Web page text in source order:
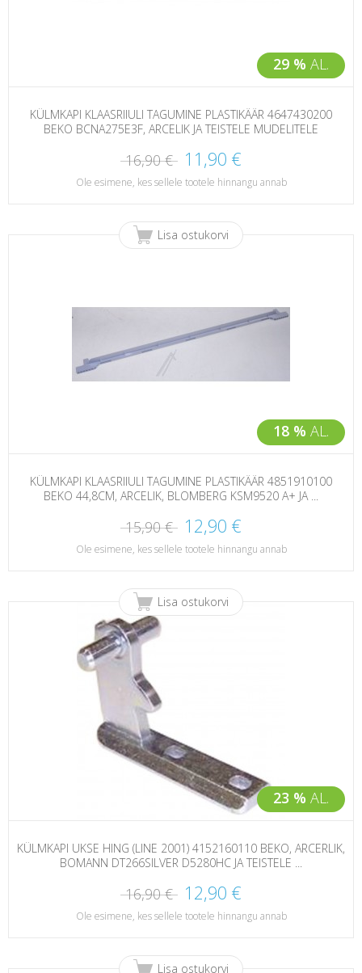
29 % AL.
KÜLMKAPI KLAASRIIULI TAGUMINE PLASTIKÄÄR 4647430200
BEKO BCNA275E3F, ARCELIK JA TEISTELE MUDELITELE
16,90 € 11,90 €
Ole esimene, kes sellele tootele hinnangu annab
18 % AL.
Lisa ostukorvi
KÜLMKAPI KLAASRIIULI TAGUMINE PLASTIKÄÄR 4851910100
BEKO 44,8CM, ARCELIK, BLOMBERG KSM9520 A+ JA ...
15,90 € 12,90 €
Ole esimene, kes sellele tootele hinnangu annab
23 % AL.
Lisa ostukorvi
KÜLMKAPI UKSE HING (LINE 2001) 4152160110 BEKO, ARCERLIK,
BOMANN DT266SILVER D5280HC JA TEISTELE ...
16,90 € 12,90 €
Ole esimene, kes sellele tootele hinnangu annab
Lisa ostukorvi